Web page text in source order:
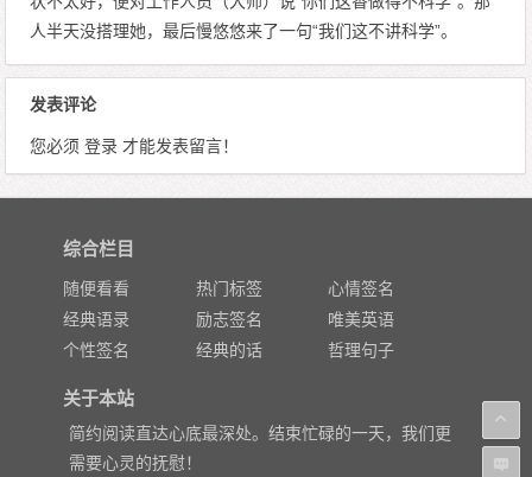
人半天没搭理她，最后慢悠悠来了一句“我们这不讲科学”。
发表评论
您必须 登录才能发表留言！
综合栏目
随便看看 热门标签
心情签名
经典语录
励志签名
唯美英语
个性签名
经典的话 哲理句子
关于本站
简约阅读直达心底最深处。结束忙碌的一天，我们更
需要心灵的抚慰！